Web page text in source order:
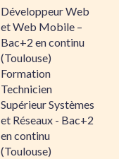
Développeur Web
et Web Mobile –
Bac+2 en continu
(Toulouse)
Formation
Technicien
Supérieur Systèmes
et Réseaux - Bac+2
en continu
(Toulouse)